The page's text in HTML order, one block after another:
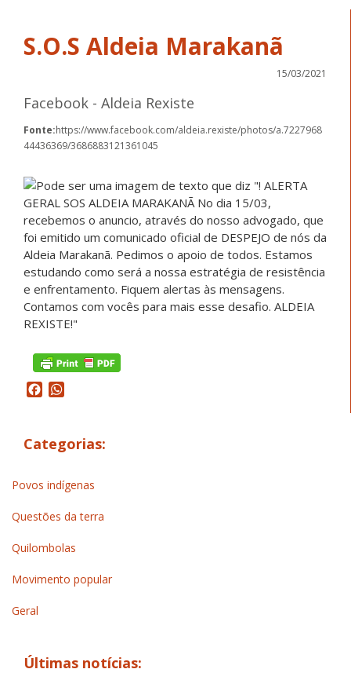
S.O.S Aldeia Marakanã
15/03/2021
Facebook - Aldeia Rexiste
Fonte:https://www.facebook.com/aldeia.rexiste/photos/a.7227968
44436369/3686883121361045
Facebook
Categorias:
Povos indígenas
Questões da terra
Quilombolas
Movimento popular
Geral
Últimas notícias: